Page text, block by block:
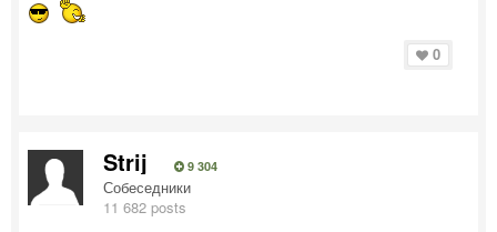
0
Strij 9 304
Собеседники
11 682 posts